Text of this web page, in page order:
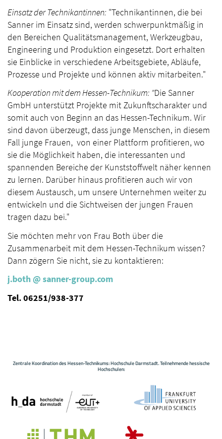
Einsatz der Technikantinnen: "Technikantinnen, die bei
Sanner im Einsatz sind, werden schwerpunktmäßig in
den Bereichen Qualitätsmanagement, Werkzeugbau,
Engineering und Produktion eingesetzt. Dort erhalten
sie Einblicke in verschiedene Arbeitsgebiete, Abläufe,
Prozesse und Projekte und können aktiv mitarbeiten."
Kooperation mit dem Hessen-Technikum: "Die Sanner
GmbH unterstützt Projekte mit Zukunftscharakter und
somit auch von Beginn an das Hessen-Technikum. Wir
sind davon überzeugt, dass junge Menschen, in diesem
Fall junge Frauen, von einer Plattform profitieren, wo
sie die Möglichkeit haben, die interessanten und
spannenden Bereiche der Kunststoffwelt näher kennen
zu lernen. Darüber hinaus profitieren auch wir von
diesem Austausch, um unsere Unternehmen weiter zu
entwickeln und die Sichtweisen der jungen Frauen
tragen dazu bei."
Sie möchten mehr von Frau Both über die
Zusammenarbeit mit dem Hessen-Technikum wissen?
Dann zögern Sie nicht, sie zu kontaktieren:
j.both @ sanner-group.com
Tel. 06251/938-377
Zentrale Koordination des Hessen-Technikums: Hochschule Darmstadt. Teilnehmende hessische
Hochschulen: